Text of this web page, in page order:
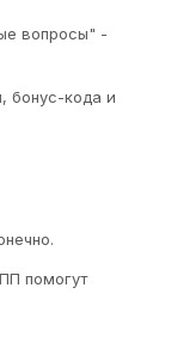
вопросы" -
бонус-кода и
помогут